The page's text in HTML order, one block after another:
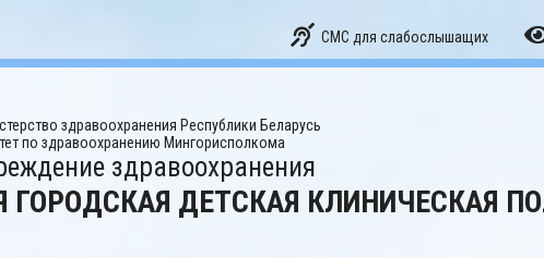
СМС для слабослышащих
здравоохранения Республики Беларусь
по здравоохранению Мингорисполкома
здравоохранения
ГОРОДСКАЯ ДЕТСКАЯ КЛИНИЧЕСКАЯ